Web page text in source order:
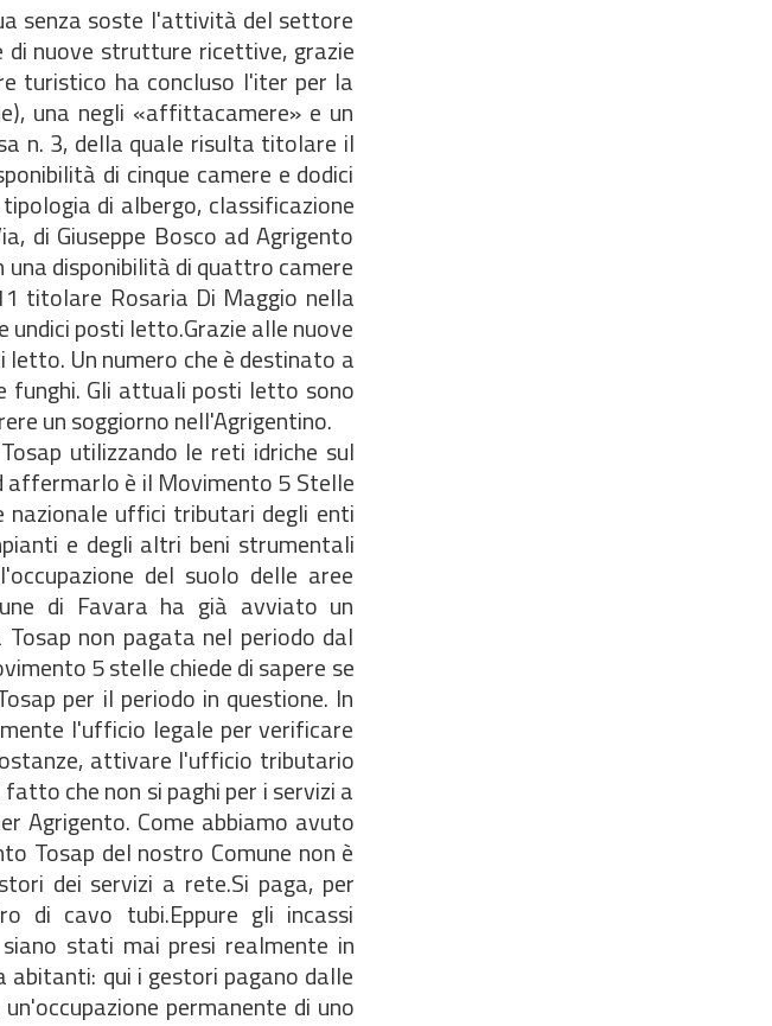
senza soste l'attività del settore
nuove strutture ricettive, grazie
turistico ha concluso l'iter per la
una negli «affittacamere» e un
n. 3, della quale risulta titolare il
di cinque camere e dodici
di albergo, classificazione
di Giuseppe Bosco ad Agrigento
disponibilità di quattro camere
titolare Rosaria Di Maggio nella
posti letto.Grazie alle nuove
Un numero che è destinato a
funghi. Gli attuali posti letto sono
un soggiorno nell'Agrigentino.
utilizzando le reti idriche sul
affermarlo è il Movimento 5 Stelle
nazionale uffici tributari degli enti
e degli altri beni strumentali
del suolo delle aree
di Favara ha già avviato un
non pagata nel periodo dal
5 stelle chiede di sapere se
per il periodo in questione. In
l'ufficio legale per verificare
attivare l'ufficio tributario
che non si paghi per i servizi a
Agrigento. Come abbiamo avuto
Tosap del nostro Comune non è
dei servizi a rete.Si paga, per
di cavo tubi.Eppure gli incassi
stati mai presi realmente in
abitanti: qui i gestori pagano dalle
permanente di uno